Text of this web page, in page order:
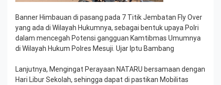
Banner Himbauan di pasang pada 7 Titik Jembatan Fly Over
yang ada di Wilayah Hukumnya, sebagai bentuk upaya Polri
dalam mencegah Potensi gangguan Kamtibmas Umumnya
di Wilayah Hukum Polres Mesuji. Ujar Iptu Bambang
Lanjutnya, Mengingat Perayaan NATARU bersamaan dengan
Hari Libur Sekolah, sehingga dapat di pastikan Mobilitas